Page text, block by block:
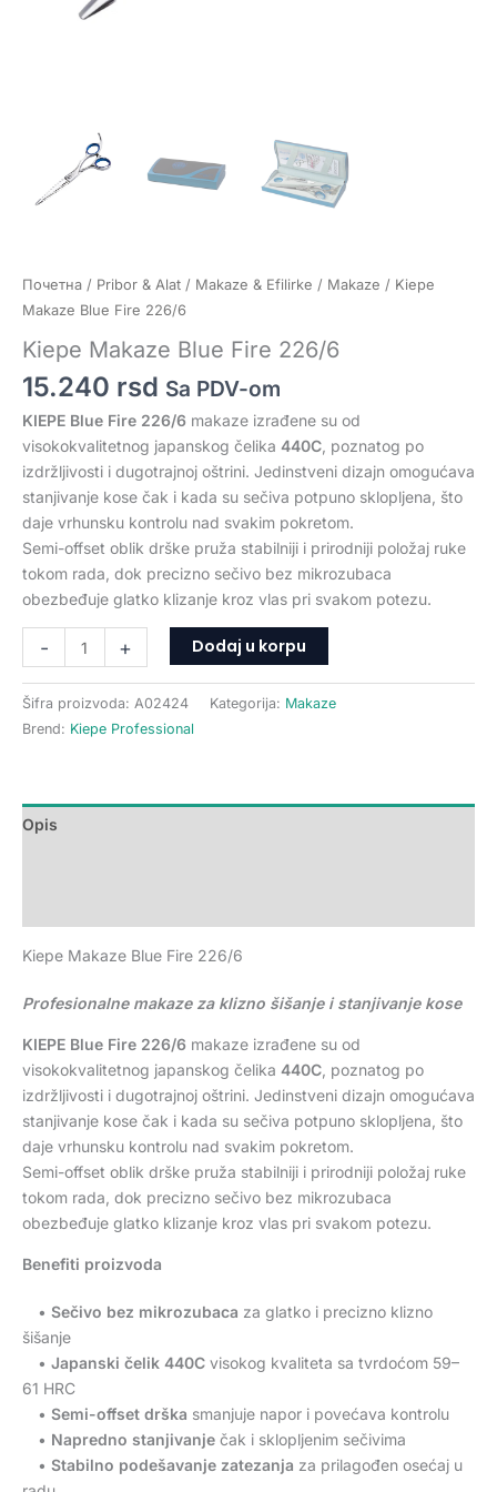
Почетна / Pribor & Alat / Makaze & Efilirke / Makaze / Kiepe
Makaze Blue Fire 226/6
Kiepe Makaze Blue Fire 226/6
15.240 rsd Sa PDV-om
KIEPE Blue Fire 226/6 makaze izrađene su od
visokokvalitetnog japanskog čelika 440C , poznatog po
izdržljivosti i dugotrajnoj oštrini. Jedinstveni dizajn omogućava
stanjivanje kose čak i kada su sečiva potpuno sklopljena, što
daje vrhunsku kontrolu nad svakim pokretom.
Semi-offset oblik drške pruža stabilniji i prirodniji položaj ruke
tokom rada, dok precizno sečivo bez mikrozubaca
obezbeđuje glatko klizanje kroz vlas pri svakom potezu.
- + Dodaj u korpu
Šifra proizvoda: A02424 Kategorija: Makaze
Brend: Kiepe Professional
Opis
Kiepe Makaze Blue Fire 226/6
Profesionalne makaze za klizno šišanje i stanjivanje kose
KIEPE Blue Fire 226/6 makaze izrađene su od
visokokvalitetnog japanskog čelika 440C, poznatog po
izdržljivosti i dugotrajnoj oštrini. Jedinstveni dizajn omogućava
stanjivanje kose čak i kada su sečiva potpuno sklopljena, što
daje vrhunsku kontrolu nad svakim pokretom.
Semi-offset oblik drške pruža stabilniji i prirodniji položaj ruke
tokom rada, dok precizno sečivo bez mikrozubaca
obezbeđuje glatko klizanje kroz vlas pri svakom potezu.
Benefiti proizvoda
• Sečivo bez mikrozubaca za glatko i precizno klizno
šišanje
• Japanski čelik 440C visokog kvaliteta sa tvrdoćom 59–
61 HRC
• Semi-offset drška smanjuje napor i povećava kontrolu
• Napredno stanjivanje čak i sklopljenim sečivima
• Stabilno podešavanje zatezanja za prilagođen osećaj u